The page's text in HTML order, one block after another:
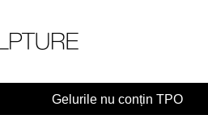
Gelurile nu conțin TPO